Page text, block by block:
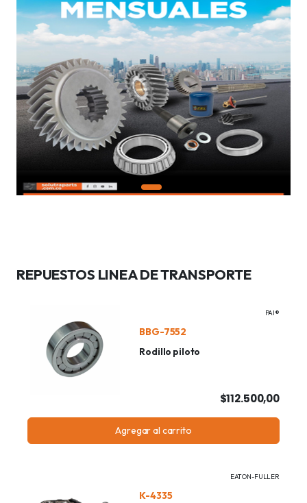
REPUESTOS LINEA DE TRANSPORTE
PAI®
BBG-7552
Rodillo piloto
$112.500,00
Agregar al carrito
EATON-FULLER
K-4335